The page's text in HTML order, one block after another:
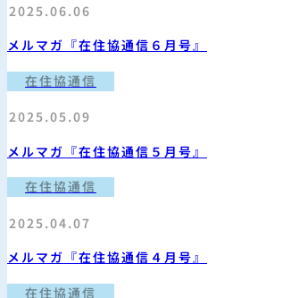
2025.06.06
メルマガ『在住協通信６月号』
在住協通信
2025.05.09
メルマガ『在住協通信５月号』
在住協通信
2025.04.07
メルマガ『在住協通信４月号』
在住協通信